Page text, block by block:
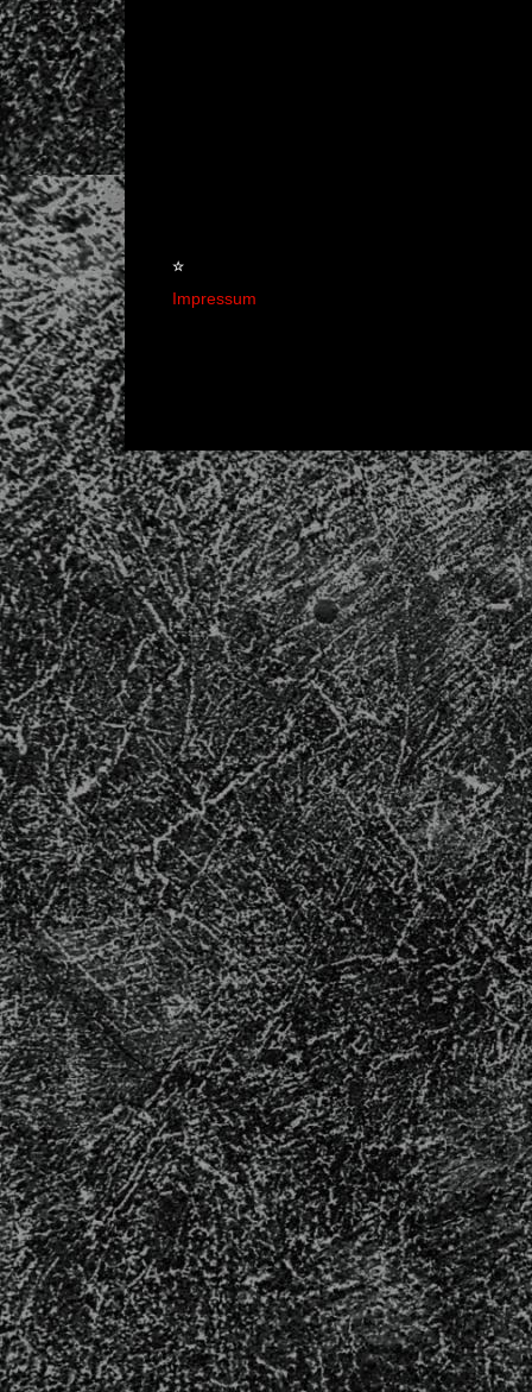
☆
Impressum